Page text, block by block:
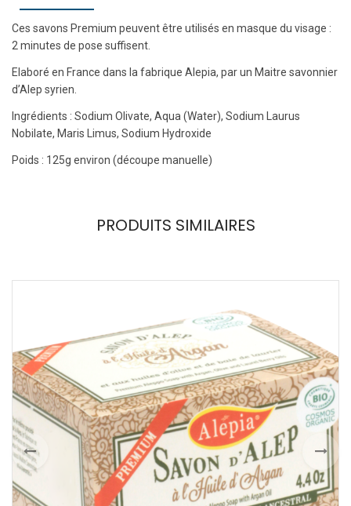
Ces savons Premium peuvent être utilisés en masque du visage :
2 minutes de pose suffisent.
Elaboré en France dans la fabrique Alepia, par un Maitre savonnier
d’Alep syrien.
Ingrédients : Sodium Olivate, Aqua (Water), Sodium Laurus
Nobilate, Maris Limus, Sodium Hydroxide
Poids : 125g environ (découpe manuelle)
PRODUITS SIMILAIRES